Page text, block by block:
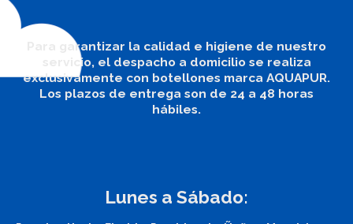
Para garantizar la calidad e higiene de nuestro
servicio, el despacho a domicilio se realiza
exclusivamente con botellones marca AQUAPUR.
Los plazos de entrega son de 24 a 48 horas
hábiles.
Lunes a Sábado: